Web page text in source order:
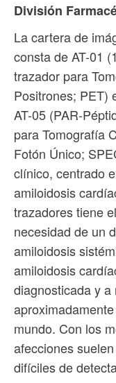
División
La cartera de
consta de AT-01
trazador para
Positrones; PET)
AT-05 (PAR-
para Tomografía
Fotón Único;
clínico, centrado
amiloidosis
trazadores tiene
necesidad de un
amiloidosis
amiloidosis
diagnosticada y
mundo. Con los
afecciones
difíciles de